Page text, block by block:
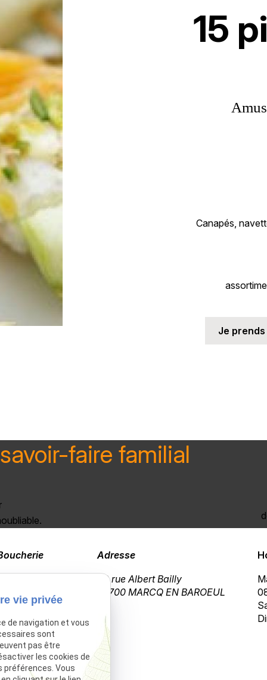
15
Canapés,
Je
savoir-faire familial
Adresse
69 rue Albert Bailly
59700 MARCQ EN BAROEUL
vie privée
de navigation et vous
sont
pas être
les cookies de
préférences. Vous